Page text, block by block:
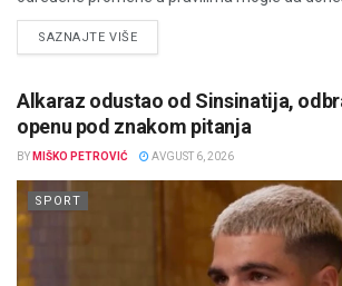
SAZNAJTE VIŠEDETAILS
Alkaraz odustao od Sinsinatija,
openu pod znakom pitanja
BY MIŠKO PETROVIĆ AVGUST 6, 2026
SPORT